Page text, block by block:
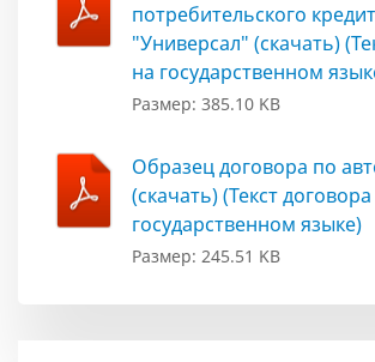
потребительского
"Универсал" (скачать)
на государственном
Размер: 385.10 KB
Образец договора по
(скачать) (Текст
государственном языке)
Размер: 245.51 KB